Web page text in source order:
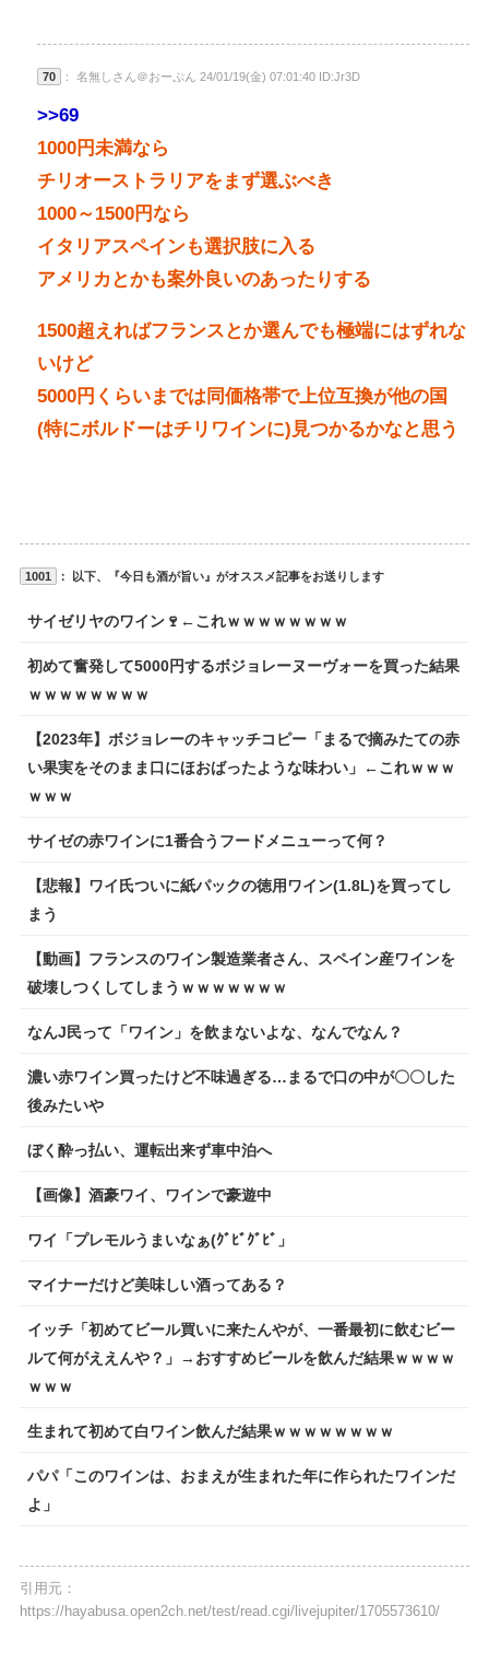
70 ： 名無しさん＠おーぷん 24/01/19(金) 07:01:40 ID:Jr3D
>>69
1000円未満なら
チリオーストラリアをまず選ぶべき
1000～1500円なら
イタリアスペインも選択肢に入る
アメリカとかも案外良いのあったりする
1500超えればフランスとか選んでも極端にはずれな
いけど
5000円くらいまでは同価格帯で上位互換が他の国
(特にボルドーはチリワインに)見つかるかなと思う
1001 ： 以下、『今日も酒が旨い』がオススメ記事をお送りします
サイゼリヤのワイン🍷←これｗｗｗｗｗｗｗｗ
初めて奮発して5000円するボジョレーヌーヴォーを買った結果
ｗｗｗｗｗｗｗｗ
【2023年】ボジョレーのキャッチコピー「まるで摘みたての赤
い果実をそのまま口にほおばったような味わい」←これｗｗｗ
ｗｗｗ
サイゼの赤ワインに1番合うフードメニューって何？
【悲報】ワイ氏ついに紙パックの徳用ワイン(1.8L)を買ってし
まう
【動画】フランスのワイン製造業者さん、スペイン産ワインを
破壊しつくしてしまうｗｗｗｗｗｗｗ
なんJ民って「ワイン」を飲まないよな、なんでなん？
濃い赤ワイン買ったけど不味過ぎる…まるで口の中が〇〇した
後みたいや
ぼく酔っ払い、運転出来ず車中泊へ
【画像】酒豪ワイ、ワインで豪遊中
ワイ「プレモルうまいなぁ(ｸﾞﾋﾞｸﾞﾋﾞ」
マイナーだけど美味しい酒ってある？
イッチ「初めてビール買いに来たんやが、一番最初に飲むビー
ルて何がええんや？」→おすすめビールを飲んだ結果ｗｗｗｗ
ｗｗｗ
生まれて初めて白ワイン飲んだ結果ｗｗｗｗｗｗｗｗ
パパ「このワインは、おまえが生まれた年に作られたワインだ
よ」
引用元：
https://hayabusa.open2ch.net/test/read.cgi/livejupiter/1705573610/